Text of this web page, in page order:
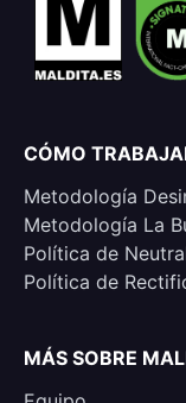
CÓMO
Metodología
Metodología La
Política de
Política de
MÁS SOBRE